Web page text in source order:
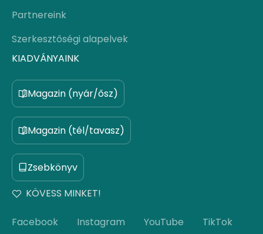
Partnereink
Szerkesztőségi alapelvek
KIADVÁNYAINK
Magazin (nyár/ősz)
Magazin (tél/tavasz)
Zsebkönyv
KÖVESS MINKET!
Facebook Instagram YouTube TikTok